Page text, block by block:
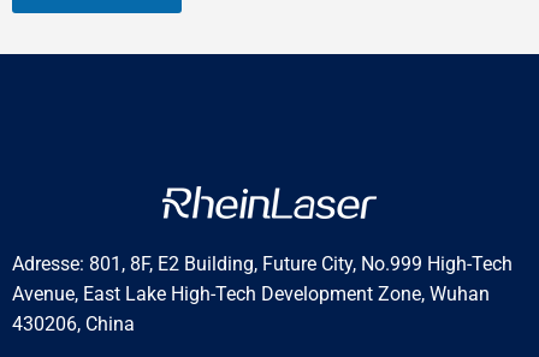
Adresse: 801, 8F, E2 Building, Future City, No.999 High-Tech
Avenue, East Lake High-Tech Development Zone, Wuhan
430206, China